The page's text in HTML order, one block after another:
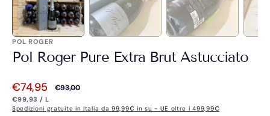
POL ROGER
Pol Roger Pure Extra Brut Astucciato
Prezzo
di
€74,95
Prezzo
di
€93,00
PREZZO
UNITARIO
€99,93 / PER
L
Spedizioni gratuite in Italia da 99,99€ in su - UE oltre i 499,99€